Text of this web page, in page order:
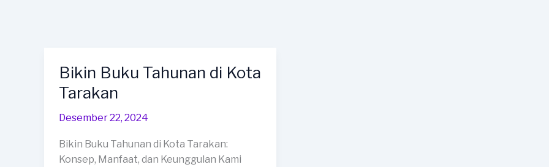
Bikin Buku Tahunan di Kota
Tarakan
Desember 22, 2024
Bikin Buku Tahunan di Kota Tarakan:
Konsep, Manfaat, dan Keunggulan Kami
Bikin
Buku
Tahunan
di
Tarakan